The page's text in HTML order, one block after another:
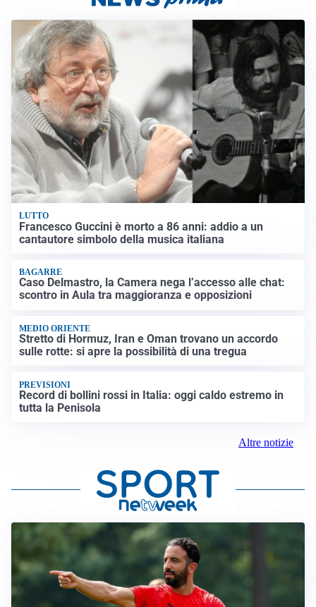
LUTTO
Francesco Guccini è morto a 86 anni: addio a un
cantautore simbolo della musica italiana
BAGARRE
Caso Delmastro, la Camera nega l’accesso alle chat:
scontro in Aula tra maggioranza e opposizioni
MEDIO ORIENTE
Stretto di Hormuz, Iran e Oman trovano un accordo
sulle rotte: si apre la possibilità di una tregua
PREVISIONI
Record di bollini rossi in Italia: oggi caldo estremo in
tutta la Penisola
Altre notizie